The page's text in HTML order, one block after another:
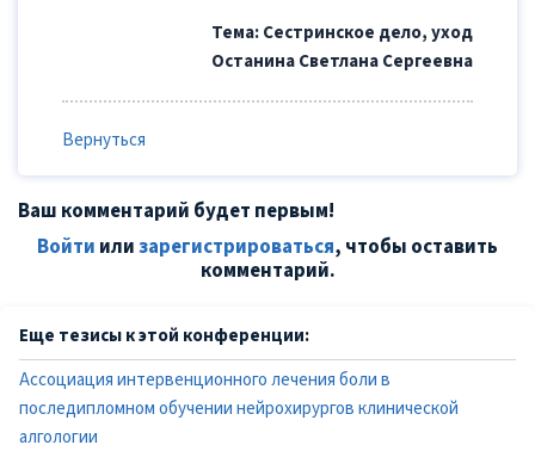
Тема: Сестринское дело, уход
Останина Светлана Сергеевна
Вернуться
Ваш комментарий будет первым!
Войти илизарегистрироваться, чтобы оставить
комментарий.
Еще тезисы к этой конференции:
Ассоциация интервенционного лечения боли в
последипломном обучении нейрохирургов клинической
алгологии